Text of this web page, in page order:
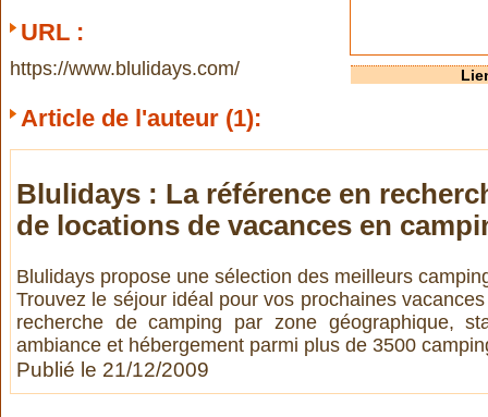
URL :
https://www.blulidays.com/
Article de l'auteur (1):
Blulidays : La référence en
de locations de vacances en
Blulidays propose une sélection des meilleurs
Trouvez le séjour idéal pour vos prochaines
recherche de camping par zone géographique,
ambiance et hébergement parmi plus de 3500
Publié le 21/12/2009